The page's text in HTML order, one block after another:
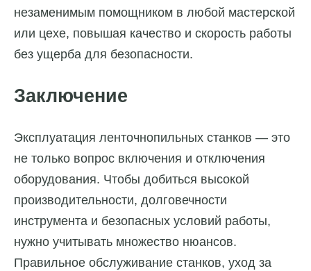
незаменимым помощником в любой мастерской
или цехе, повышая качество и скорость работы
без ущерба для безопасности.
Заключение
Эксплуатация ленточнопильных станков — это
не только вопрос включения и отключения
оборудования. Чтобы добиться высокой
производительности, долговечности
инструмента и безопасных условий работы,
нужно учитывать множество нюансов.
Правильное обслуживание станков, уход за